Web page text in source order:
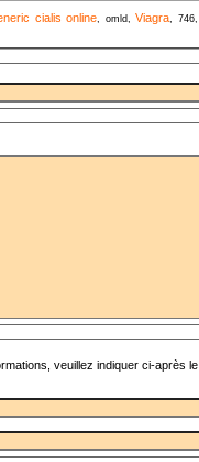
cialis online, omld,Viagra, 746,
veuillez indiquer ci-après le